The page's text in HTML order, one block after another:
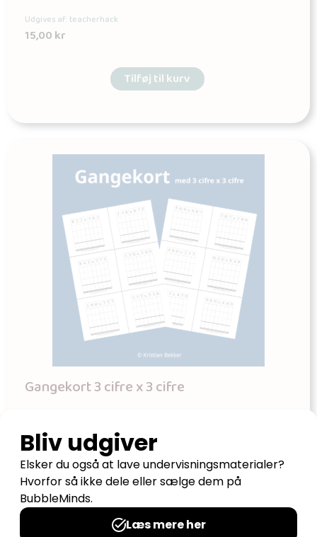
Udgives af: teacherhack
15,00kr
Tilføj til kurv
Gangekort 3 cifre x 3 cifre
8,00kr
Tilføj til kurv